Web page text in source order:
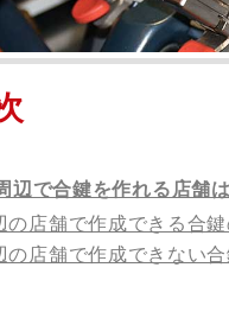
辺で合鍵を作れる店舗
の店舗で作成できる合
の店舗で作成できない